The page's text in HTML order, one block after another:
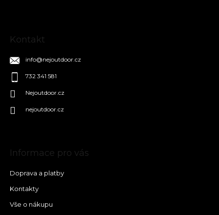
Kontakt
info@nejoutdoor.cz
732 341 581
Nejoutdoor.cz
nejoutdoor.cz
Informace pro vás
Doprava a platby
Kontakty
Vše o nákupu